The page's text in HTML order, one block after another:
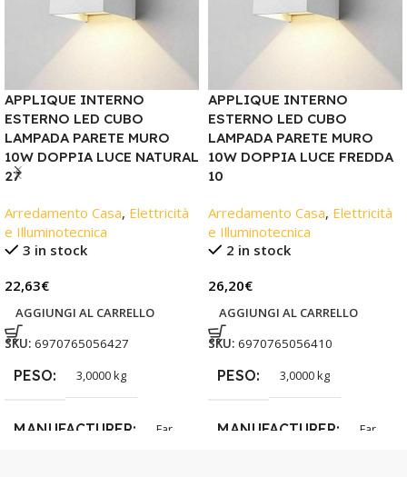
APPLIQUE INTERNO
ESTERNO LED CUBO
LAMPADA PARETE MURO
10W DOPPIA LUCE NATURAL
27
Arredamento Casa, Elettricità
e Illuminotecnica
3 in stock
22,63€
AGGIUNGI AL CARRELLO
SKU: 6970765056427
PESO 3,0000 kg
MANUFACTURER Far
APPLIQUE INTERNO
ESTERNO LED CUBO
LAMPADA PARETE MURO
10W DOPPIA LUCE FREDDA
10
Arredamento Casa, Elettricità
e Illuminotecnica
2 in stock
26,20€
AGGIUNGI AL CARRELLO
SKU: 6970765056410
PESO 3,0000 kg
MANUFACTURER Far